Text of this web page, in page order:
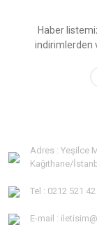
Haber
indirimlerden
Adres : Yeşilce
Kağıthane/
Tel : 0212 521
E-mail :